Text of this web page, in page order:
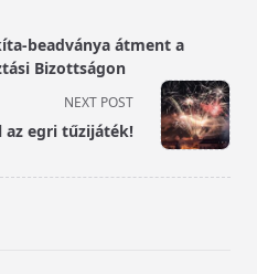
beadványa átment a
Bizottságon
NEXT POST
az egri tűzijáték!